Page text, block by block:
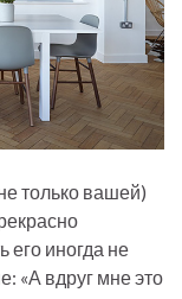
только вашей)
его иногда не
«А вдруг мне это